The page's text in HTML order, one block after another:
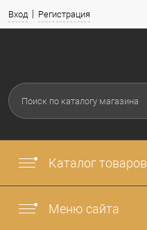
Вход Регистрация
Меню сайта
Каталог товаров